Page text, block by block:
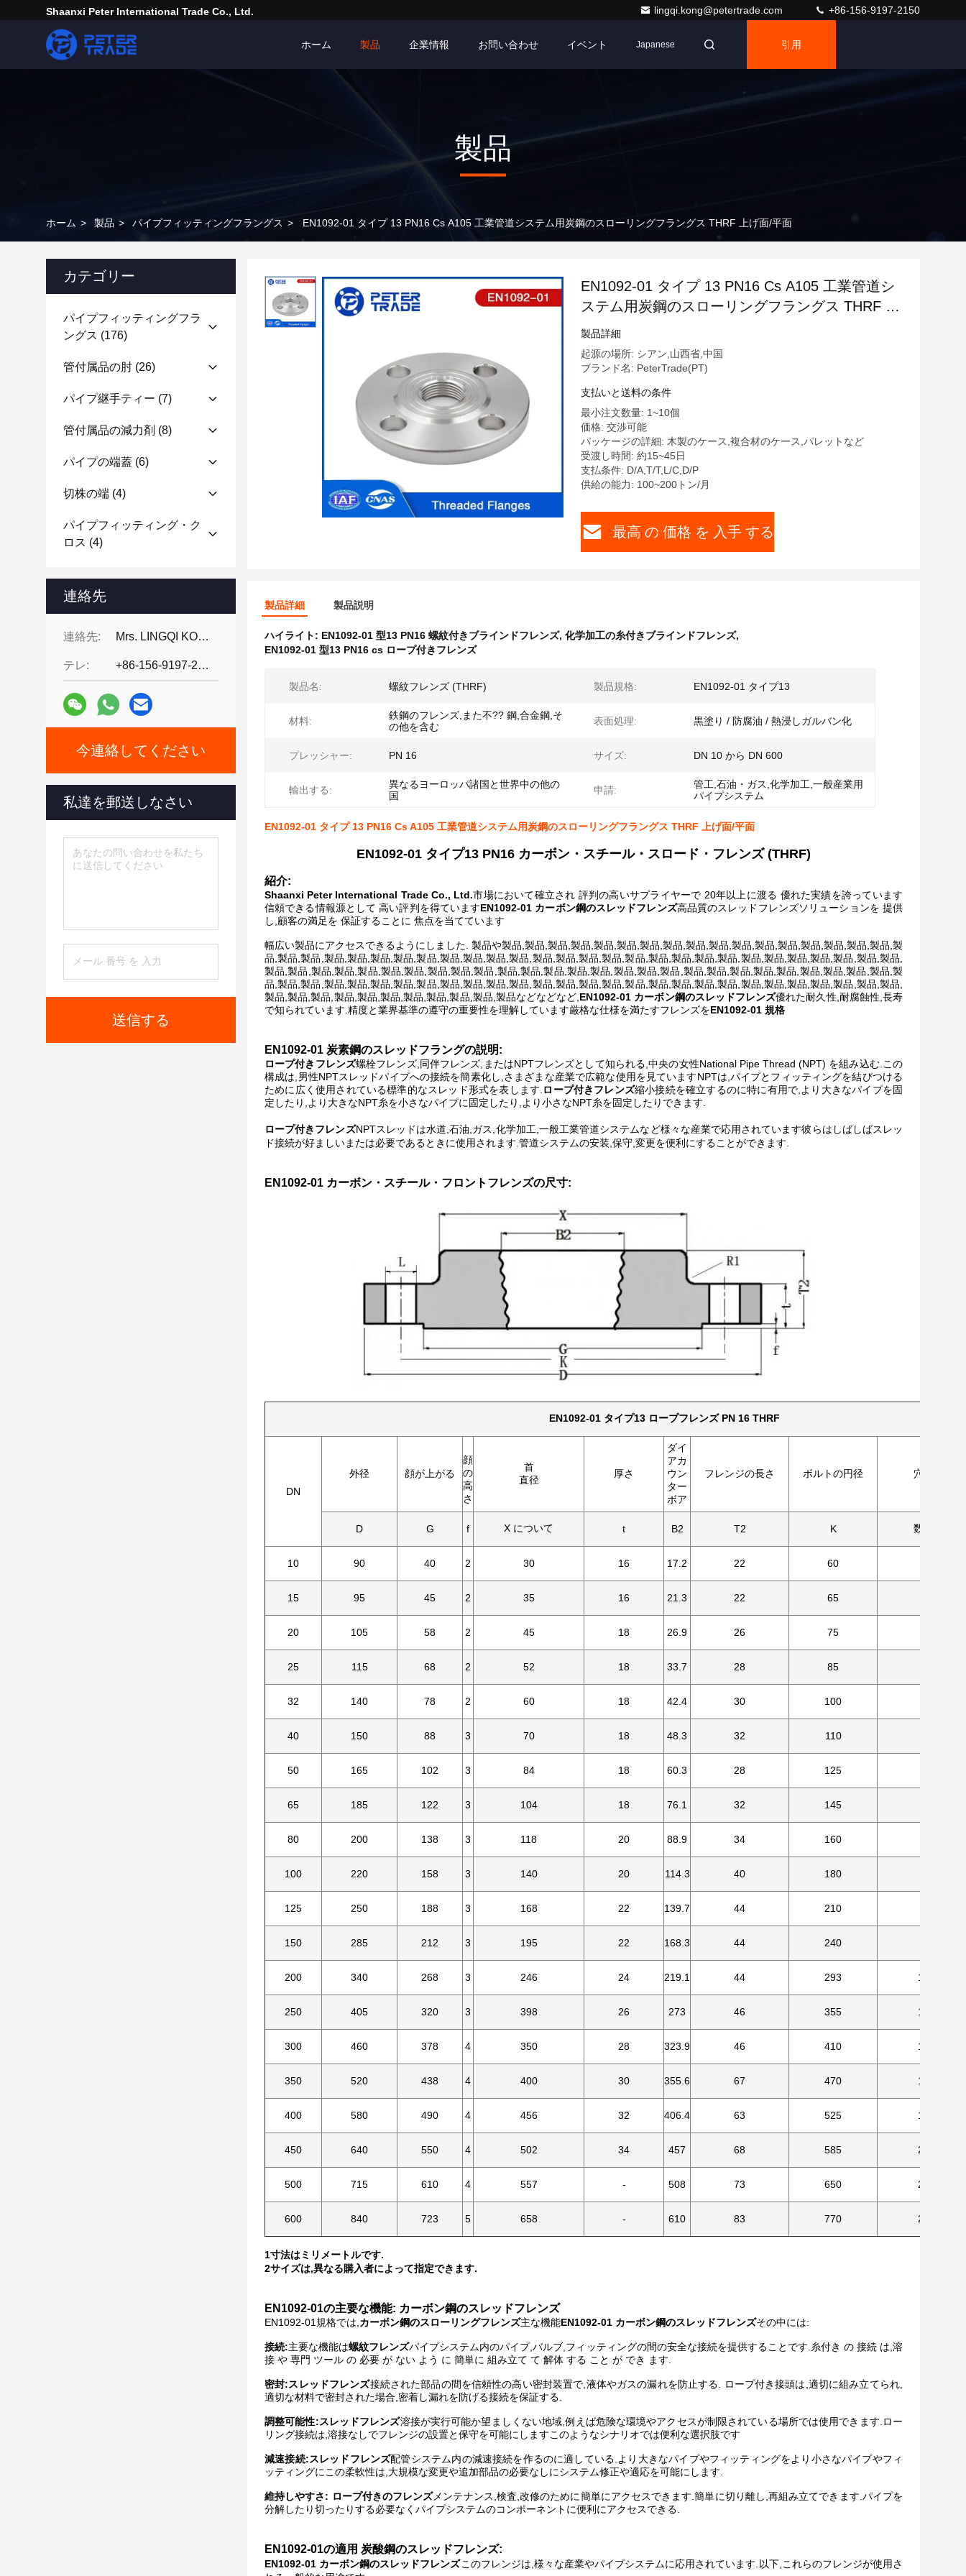
Shaanxi Peter International Trade Co., Ltd. lingqi.kong@petertrade.com +86-156-9197-2150
ホーム 製品 企業情報 お問い合わせ イベント Japanese 引用
製品
ホーム > 製品 > パイプフィッティングフラングス > EN1092-01 タイプ 13 PN16 Cs A105 工業管道システム用炭鋼のスローリングフラングス THRF 上げ面/平面
カテゴリー
パイプフィッティングフラ
ングス (176)
管付属品の肘 (26)
パイプ継手ティー (7)
管付属品の減力剤 (8)
パイプの端蓋 (6)
切株の端 (4)
パイプフィッティング・ク
ロス (4)
連絡先
連絡先: Mrs. LINGQI KONG
テレ: +86-156-9197-2150
今連絡してください
私達を郵送しなさい
送信する
EN1092-01 タイプ 13 PN16 Cs A105 工業管道シ
ステム用炭鋼のスローリングフラングス THRF 上
げ面/平面
製品詳細
起源の場所: シアン,山西省,中国
ブランド名: PeterTrade(PT)
支払いと送料の条件
最小注文数量: 1~10個
価格: 交渉可能
パッケージの詳細: 木製のケース,複合材のケース,パレットなど
受渡し時間: 約15~45日
支払条件: D/A,T/T,L/C,D/P
供給の能力: 100~200トン/月
最高 の 価格 を 入手 する
製品詳細 製品説明
ハイライト: EN1092-01 型13 PN16 螺紋付きブラインドフレンズ, 化学加工の糸付きブラインドフレンズ,
EN1092-01 型13 PN16 cs ロープ付きフレンズ
製品名: 螺紋フレンズ (THRF) 製品規格: EN1092-01 タイプ13
材料:
鉄鋼のフレンズ,また不?? 鋼,合金鋼,そ
の他を含む
表面処理: 黒塗り / 防腐油 / 熱浸しガルバン化
プレッシャー: PN 16 サイズ: DN 10 から DN 600
輸出する:
異なるヨーロッパ諸国と世界中の他の
国
申請:
管工,石油・ガス,化学加工,一般産業用
パイプシステム
EN1092-01 タイプ 13 PN16 Cs A105 工業管道システム用炭鋼のスローリングフラングス THRF 上げ面/平面
EN1092-01 タイプ13 PN16 カーボン・スチール・スロード・フレンズ (THRF)
紹介:
Shaanxi Peter International Trade Co., Ltd.市場において確立され 評判の高いサプライヤーで 20年以上に渡る 優れた実績を誇っています
信頼できる情報源として 高い評判を得ていますEN1092-01 カーボン鋼のスレッドフレンズ高品質のスレッドフレンズソリューションを 提供
し,顧客の満足を 保証することに 焦点を当てています
幅広い製品にアクセスできるようにしました. 製品や製品,製品,製品,製品,製品,製品,製品,製品,製品,製品,製品,製品,製品,製品,製品,製品,製品,製
品,製品,製品,製品,製品,製品,製品,製品,製品,製品,製品,製品,製品,製品,製品,製品,製品,製品,製品,製品,製品,製品,製品,製品,製品,製品,製品,製品,
製品,製品,製品,製品,製品,製品,製品,製品,製品,製品,製品,製品,製品,製品,製品,製品,製品,製品,製品,製品,製品,製品,製品,製品,製品,製品,製品,製
品,製品,製品,製品,製品,製品,製品,製品,製品,製品,製品,製品,製品,製品,製品,製品,製品,製品,製品,製品,製品,製品,製品,製品,製品,製品,製品,製品,
製品,製品,製品,製品,製品,製品,製品,製品,製品,製品,製品などなどなど, EN1092-01 カーボン鋼のスレッドフレンズ優れた耐久性,耐腐蝕性,長寿
で知られています.精度と業界基準の遵守の重要性を理解しています厳格な仕様を満たすフレンズをEN1092-01 規格
EN1092-01 炭素鋼のスレッドフラングの説明:
ロープ付きフレンズ螺栓フレンズ,同伴フレンズ,またはNPTフレンズとして知られる,中央の女性National Pipe Thread (NPT) を組み込む.この
構成は,男性NPTスレッドパイプへの接続を簡素化し,さまざまな産業で広範な使用を見ていますNPTは,パイプとフィッティングを結びつける
ために広く使用されている標準的なスレッド形式を表します. ロープ付きフレンズ縮小接続を確立するのに特に有用で,より大きなパイプを固
定したり,より大きなNPT糸を小さなパイプに固定したり,より小さなNPT糸を固定したりできます.
ロープ付きフレンズNPTスレッドは水道,石油,ガス,化学加工,一般工業管道システムなど様々な産業で応用されています彼らはしばしばスレッ
ド接続が好ましいまたは必要であるときに使用されます.管道システムの安装,保守,変更を便利にすることができます.
EN1092-01 カーボン・スチール・フロントフレンズの尺寸:
EN1092-01 タイプ13 ロープフレンズ PN 16 THRF
DN
外径 顔が上がる
顔
の
高
さ
首
直径
厚さ
ダイ
アカ
ウン
ター
ボア
フレンジの長さ ボルトの円径 穴数
D G f X について t B2 T2 K 数字
10 90 40 2 30 16 17.2 22 60
15 95 45 2 35 16 21.3 22 65
20 105 58 2 45 18 26.9 26 75
25 115 68 2 52 18 33.7 28 85
32 140 78 2 60 18 42.4 30 100
40 150 88 3 70 18 48.3 32 110
50 165 102 3 84 18 60.3 28 125
65 185 122 3 104 18 76.1 32 145
80 200 138 3 118 20 88.9 34 160
100 220 158 3 140 20 114.3 40 180
125 250 188 3 168 22 139.7 44 210
150 285 212 3 195 22 168.3 44 240
200 340 268 3 246 24 219.1 44 293 12
250 405 320 3 398 26 273 46 355 12
300 460 378 4 350 28 323.9 46 410 12
350 520 438 4 400 30 355.6 67 470 16
400 580 490 4 456 32 406.4 63 525 16
450 640 550 4 502 34 457 68 585 20
500 715 610 4 557 - 508 73 650 20
600 840 723 5 658 - 610 83 770 20
1寸法はミリメートルです.
2サイズは,異なる購入者によって指定できます.
EN1092-01の主要な機能: カーボン鋼のスレッドフレンズ
EN1092-01規格では, カーボン鋼のスローリングフレンズ主な機能EN1092-01 カーボン鋼のスレッドフレンズその中には:
接続:主要な機能は螺紋フレンズパイプシステム内のパイプ,バルブ,フィッティングの間の安全な接続を提供することです.糸付き の 接続 は,溶
接 や 専門 ツール の 必要 が ない よう に 簡単に 組み立て て 解体 する こと が でき ます.
密封:スレッドフレンズ接続された部品の間を信頼性の高い密封装置で,液体やガスの漏れを防止する. ロープ付き接頭は,適切に組み立てられ,
適切な材料で密封された場合,密着し漏れを防げる接続を保証する.
調整可能性:スレッドフレンズ溶接が実行可能か望ましくない地域,例えば危険な環境やアクセスが制限されている場所では使用できます.ロー
リング接続は,溶接なしでフレンジの設置と保守を可能にしますこのようなシナリオでは便利な選択肢です
減速接続:スレッドフレンズ配管システム内の減速接続を作るのに適している.より大きなパイプやフィッティングをより小さなパイプやフィ
ッティングにこの柔軟性は,大規模な変更や追加部品の必要なしにシステム修正や適応を可能にします.
維持しやすさ: ロープ付きのフレンズメンテナンス,検査,改修のために簡単にアクセスできます.簡単に切り離し,再組み立てできます.パイプを
分解したり切ったりする必要なくパイプシステムのコンポーネントに便利にアクセスできる.
EN1092-01の適用 炭酸鋼のスレッドフレンズ:
EN1092-01 カーボン鋼のスレッドフレンズこのフレンジは,様々な産業やパイプシステムに応用されています.以下,これらのフレンジが使用さ